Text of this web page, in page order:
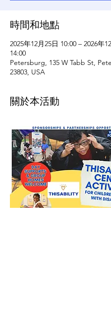
時間和地點
2025年12月25日 10:00 – 2026年
14:00
Petersburg, 135 W Tabb St,
23803, USA
關於本活動